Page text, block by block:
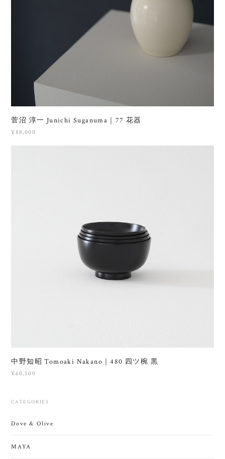
菅沼 淳一 Junichi Suganuma｜77 花器
¥88,000
中野知昭 Tomoaki Nakano｜480 四ツ椀 黒
¥60,500
CATEGORIES
Dove & Olive
MAYA